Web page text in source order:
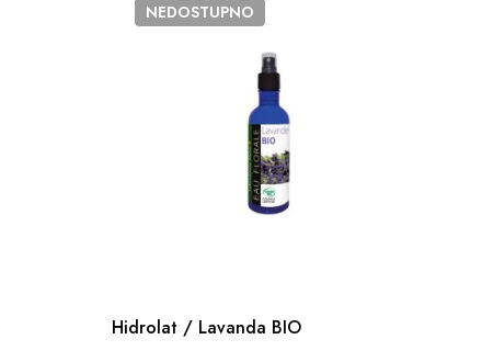
NEDOSTUPNO
Hidrolat / Lavanda BIO